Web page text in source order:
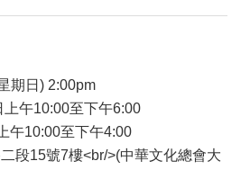
期日) 2:00pm
午10:00至下午6:00
午10:00至下午4:00
段15號7樓<br/>(中華文化總會大